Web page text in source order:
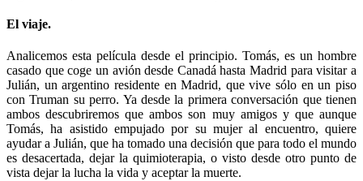
El viaje.
Analicemos esta película desde el principio. Tomás, es un hombre
casado que coge un avión desde Canadá hasta Madrid para visitar a
Julián, un argentino residente en Madrid, que vive sólo en un piso
con Truman su perro. Ya desde la primera conversación que tienen
ambos descubriremos que ambos son muy amigos y que aunque
Tomás, ha asistido empujado por su mujer al encuentro, quiere
ayudar a Julián, que ha tomado una decisión que para todo el mundo
es desacertada, dejar la quimioterapia, o visto desde otro punto de
vista dejar la lucha la vida y aceptar la muerte.